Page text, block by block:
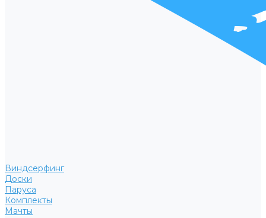
Виндсерфинг
Доски
Паруса
Комплекты
Мачты